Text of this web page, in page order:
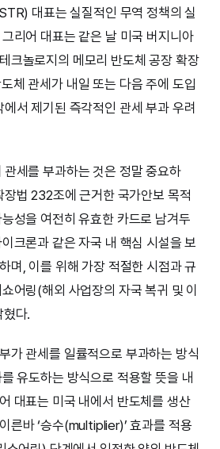
대표는 실질적인 무역 정책의 실
리어 대표는 같은 날 미국 버지니아
크놀로지의 메모리 반도체 공장 확장
체 관세가 내일 또는 다음 주에 도입
서 제기된 즉각적인 관세 부과 우려
세를 부과하는 것은 정말 중요하
장법 232조에 근거한 국가안보 목적
성을 여전히 유효한 카드로 남겨두
크론과 같은 자국 내 핵심 시설을 보
며, 이를 위해 가장 적절한 시점과 규
어링(해외 사업장의 자국 복귀 및 이
혔다.
가 관세를 일률적으로 부과하는 방식
유도하는 방식으로 적용할 뜻을 내
대표는 미국 내에서 반도체를 생산
른바 ‘승수(multiplier)’ 효과를 적용